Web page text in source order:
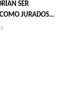
SER
JURADOS
2027